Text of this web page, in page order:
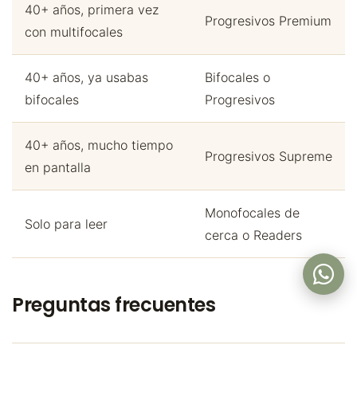
40+ años, primera vez
con multifocales
Progresivos Premium
40+ años, ya usabas
bifocales
Bifocales o
Progresivos
40+ años, mucho tiempo
en pantalla
Progresivos Supreme
Solo para leer
Monofocales de
cerca o Readers
Preguntas frecuentes